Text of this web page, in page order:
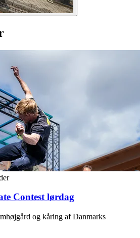
Contest lørdag
og kåring af Danmarks